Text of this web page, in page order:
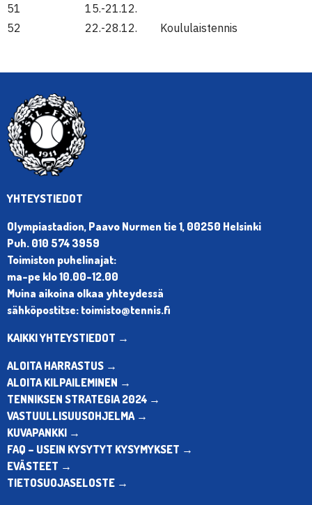
51
15.-21.12.
52
22.-28.12. Koululaistennis
YHTEYSTIEDOT
Olympiastadion, Paavo Nurmen tie 1, 00250 Helsinki
Puh. 010 574 3959
Toimiston puhelinajat:
ma-pe klo 10.00-12.00
Muina aikoina olkaa yhteydessä
sähköpostitse: toimisto@tennis.fi
KAIKKI YHTEYSTIEDOT →
ALOITA HARRASTUS →
ALOITA KILPAILEMINEN →
TENNIKSEN STRATEGIA 2024 →
VASTUULLISUUSOHJELMA →
KUVAPANKKI →
FAQ – USEIN KYSYTYT KYSYMYKSET →
EVÄSTEET →
TIETOSUOJASELOSTE →